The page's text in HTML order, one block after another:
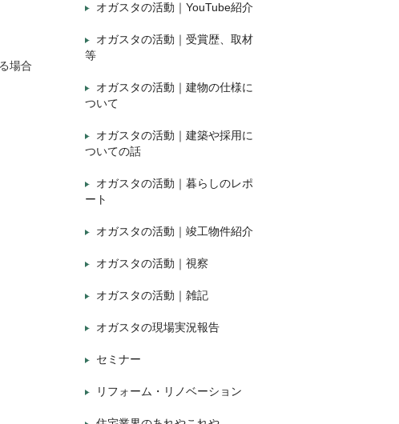
場合
オガスタの活動｜YouTube紹介
オガスタの活動｜受賞歴、取材
等
オガスタの活動｜建物の仕様に
ついて
オガスタの活動｜建築や採用に
ついての話
オガスタの活動｜暮らしのレポ
ート
オガスタの活動｜竣工物件紹介
オガスタの活動｜視察
オガスタの活動｜雑記
オガスタの現場実況報告
セミナー
リフォーム・リノベーション